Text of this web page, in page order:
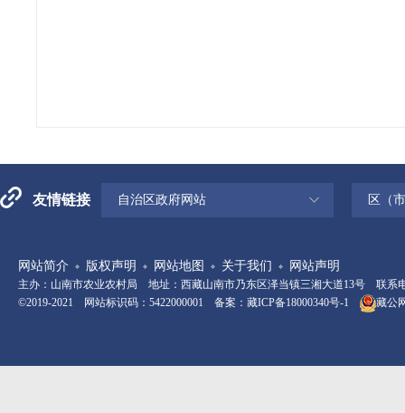
友情链接 自治区政府网站 区（
网站简介 版权声明 网站地图 关于我们 网站声明
主办：山南市农业农村局 地址：西藏山南市乃东区泽当镇三湘大道13号 联系电
©2019-2021 网站标识码：5422000001 备案： 藏ICP备18000340号-1 藏公